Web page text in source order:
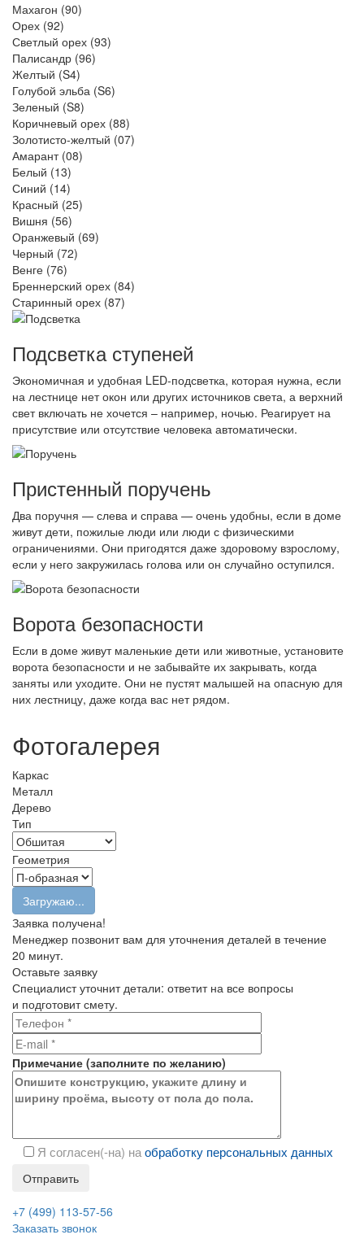
Махагон (90)
Орех (92)
Светлый орех (93)
Палисандр (96)
Желтый (S4)
Голубой эльба (S6)
Зеленый (S8)
Коричневый орех (88)
Золотисто-желтый (07)
Амарант (08)
Белый (13)
Синий (14)
Красный (25)
Вишня (56)
Оранжевый (69)
Черный (72)
Венге (76)
Бреннерский орех (84)
Старинный орех (87)
Подсветка ступеней
Экономичная и удобная LED-подсветка, которая нужна, если
на лестнице нет окон или других источников света, а верхний
свет включать не хочется – например, ночью. Реагирует на
присутствие или отсутствие человека автоматически.
Пристенный поручень
Два поручня — слева и справа — очень удобны, если в доме
живут дети, пожилые люди или люди с физическими
ограничениями. Они пригодятся даже здоровому взрослому,
если у него закружилась голова или он случайно оступился.
Ворота безопасности
Если в доме живут маленькие дети или животные, установите
ворота безопасности и не забывайте их закрывать, когда
заняты или уходите. Они не пустят малышей на опасную для
них лестницу, даже когда вас нет рядом.
Фотогалерея
Каркас
Металл
Дерево
Тип
Геометрия
Загружаю...
Заявка получена!
Менеджер позвонит вам для уточнения деталей в течение
20 минут.
Оставьте заявку
Специалист уточнит детали: ответит на все вопросы
и подготовит смету.
Примечание (заполните по желанию)
Я согласен(-на) наобработку персональных данных
+7 (499) 113-57-56
Заказать звонок